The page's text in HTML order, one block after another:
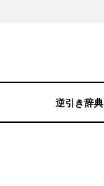
逆引き辞典